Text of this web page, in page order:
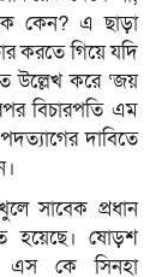
কেন? এ ছাড়া
করতে গিয়ে যদি
উল্লেখ করে ‘জয়
বিচারপতি এম
দাবিতে
সাবেক প্রধান
হয়েছে। ষোড়শ
এস কে সিনহা